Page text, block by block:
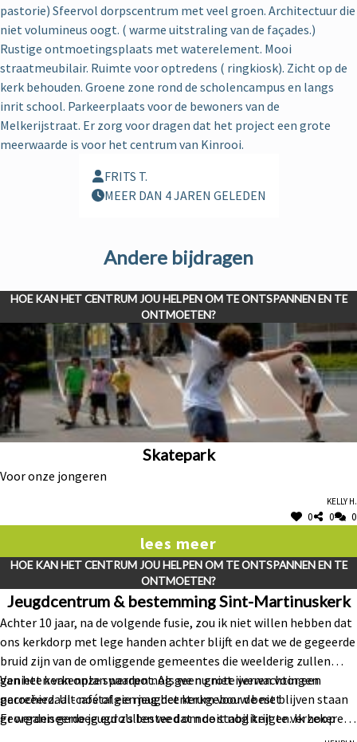
pastorie) Sfeervol dorpscentrum met veel groen. Architectuur die
niet volumineus oogt. ( warme uitstraling van de façades.)
Rustige ontmoetingsplaats met waterelement. Mooi
straatmeubilair. Ruimte voor optredens ( ringkiosk). Zicht op de
kerk behouden. Groene zone rond de scholencampus en langs
inrit school. Parkeerplaats voor de bewoners van de
Melkerijstraat. Er zorg voor dragen dat het project een grote
meerwaarde is voor het centrum van Kinrooi.
FRITS T.
MEER DAN 4 JAREN GELEDEN
Andere bijdragen
HOE KAN HET CENTRUM JOU HELPEN OM TE ONTSPANNEN EN TE
ONTMOETEN?
Skatepark
Voor onze jongeren
Kelly H.
0 0 0
lees meer
HOE KAN HET CENTRUM JOU HELPEN OM TE ONTSPANNEN EN TE
ONTMOETEN?
Jeugdcentrum & bestemming Sint-Martinuskerk
Achter 10 jaar, na de volgende fusie, zou ik niet willen hebben dat
ons kerkdorp met lege handen achter blijft en dat we de gegeerde
bruid zijn van de omliggende gemeentes die weelderig zullen
genieten van onze spaarpot. Als we nu niet ijveren voor een
parochiezaal-café of een jeugdcentrum voor de niet
georganiseerde jeugd zullen we dat nooit nog krijgen. Ik hoop
niet dat er iemand ontbreekt om hierin een hoofdrol te spelen.
Van het kerkenplan werden nog geen grote verwachtingen
gecreëerd. Uit nostalgie mag het kerkgebouw best blijven staan
Er werden genoeg euro’s besteed om de stabiliteit te verzekeren,